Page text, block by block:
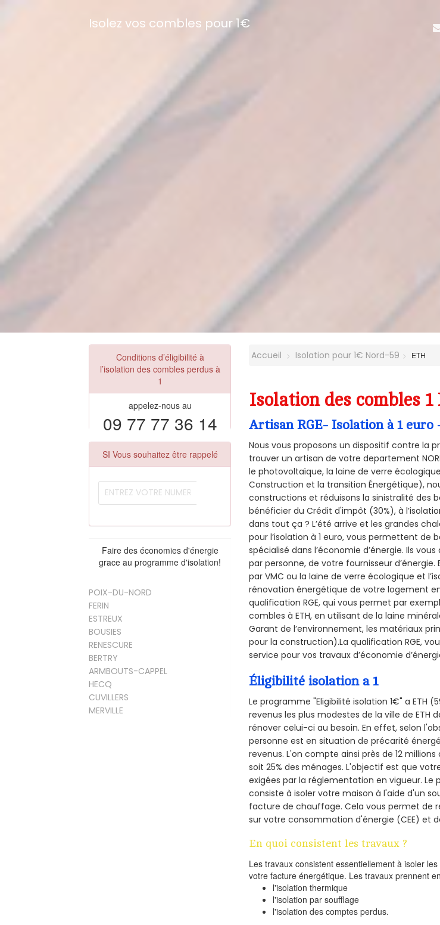
Isolez vos combles pour 1€
Conditions d’éligibilité à
l’isolation des combles perdus à
1
appelez-nous au
09 77 77 36 14
SI Vous souhaitez être rappelé
Faire des économies d'énergie
grace au programme d'isolation!
POIX-DU-NORD
FERIN
ESTREUX
BOUSIES
RENESCURE
BERTRY
ARMBOUTS-CAPPEL
HECQ
CUVILLERS
MERVILLE
Accueil Isolation pour 1€ Nord-59 ETH
Isolation des combles 1
Artisan RGE- Isolation à 1 euro
Nous vous proposons un dispositif contre la
trouver un artisan de votre departement
le photovoltaïque, la laine de verre
Construction et la transition Énergétique),
constructions et réduisons la sinistralité des
bénéficier du Crédit d'impôt (30%), à
dans tout ça ? L’été arrive et les grandes
pour l’isolation à 1 euro, vous permettent de
spécialisé dans l’économie d’énergie. Ils
par personne, de votre fournisseur
par VMC ou la laine de verre écologique et
rénovation énergétique de votre logement
qualification RGE, qui vous permet par
combles à ETH, en utilisant de la laine
Garant de l’environnement, les matériaux
pour la construction).La qualification RGE,
service pour vos travaux d’économie
Éligibilité isolation a 1
Le programme "Eligibilité isolation 1€" a
revenus les plus modestes de la ville de
rénover celui-ci au besoin. En effet, selon
personne est en situation de précarité
revenus. L'on compte ainsi près de 12
soit 25% des ménages.L'objectif est que
exigées par la réglementation en vigueur. Le
consiste à isoler votre maison à l'aide d'un
facture de chauffage. Cela vous permet de
sur votre consommation d'énergie (CEE) et
En quoi consistent les travaux ?
Les travaux consistent essentiellement à isoler
votre facture énergétique. Les travaux prennent
l'isolation thermique
l'isolation par soufflage
l'isolation des comptes perdus.